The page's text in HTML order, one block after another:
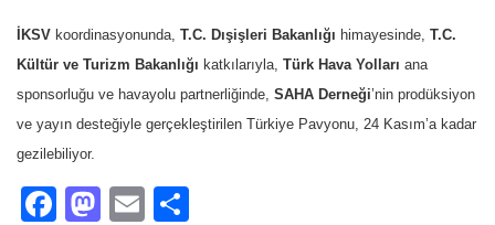
İKSV koordinasyonunda, T.C. Dışişleri Bakanlığı himayesinde, T.C.
Kültür ve Turizm Bakanlığı katkılarıyla, Türk Hava Yolları ana
sponsorluğu ve havayolu partnerliğinde, SAHA Derneği’nin prodüksiyon
ve yayın desteğiyle gerçekleştirilen Türkiye Pavyonu, 24 Kasım’a kadar
gezilebiliyor.
F
M E